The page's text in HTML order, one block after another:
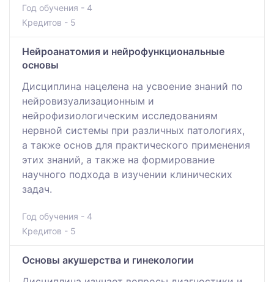
Год обучения - 4
Кредитов - 5
Нейроанатомия и нейрофункциональные
основы
Дисциплина нацелена на усвоение знаний по
нейровизуализационным и
нейрофизиологическим исследованиям
нервной системы при различных патологиях,
а также основ для практического применения
этих знаний, а также на формирование
научного подхода в изучении клинических
задач.
Год обучения - 4
Кредитов - 5
Основы акушерства и гинекологии